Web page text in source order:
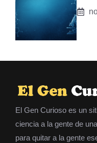
El Gen Curioso es un
ciencia a la gente de
para quitar a la gente